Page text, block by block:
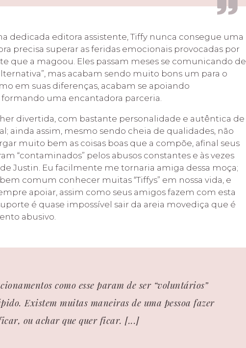
dedicada editora assistente, Tiffy nunca consegue uma
precisa superar as feridas emocionais provocadas por
que a magoou. Eles passam meses se comunicando de
mas acabam sendo muito bons um para o
em suas diferenças, acabam se apoiando
uma encantadora parceria.
divertida, com bastante personalidade e autêntica de
ainda assim, mesmo sendo cheia de qualidades, não
muito bem as coisas boas que a compõe, afinal seus
“contaminados” pelos abusos constantes e às vezes
Justin. Eu facilmente me tornaria amiga dessa moça;
comum conhecer muitas “Tiffys” em nossa vida, e
apoiar, assim como seus amigos fazem com esta
é quase impossível sair da areia movediça que é
abusivo.
como esse param de ser “voluntários”
Existem muitas maneiras de uma pessoa fazer
ou achar que quer ficar. [...]